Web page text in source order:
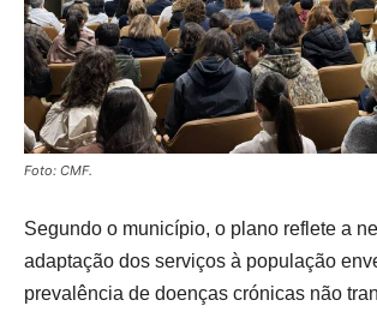
Foto: CMF.
Segundo o município, o plano reflete a
adaptação dos serviços à população
prevalência de doenças crónicas não